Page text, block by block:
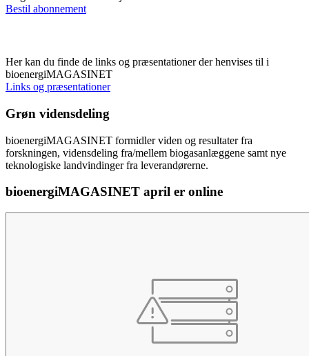
Bestil abonnement
Her kan du finde de links og præsentationer der henvises til i
bioenergiMAGASINET
Links og præsentationer
Grøn vidensdeling
bioenergiMAGASINET formidler viden og resultater fra
forskningen, vidensdeling fra/mellem biogasanlæggene samt nye
teknologiske landvindinger fra leverandørerne.
bioenergiMAGASINET april er online